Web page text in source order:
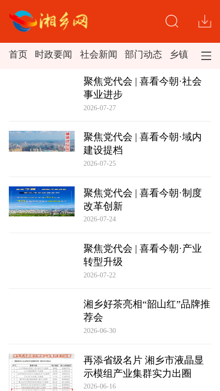
首页 时政要闻 社会新闻 部门动态 乡镇新闻
聚焦党代会 | 喜看今朝·社会
事业进步
2026-07-27
聚焦党代会 | 喜看今朝·域内
建设提档
2026-07-25
聚焦党代会 | 喜看今朝·制度
改革创新
2026-07-24
聚焦党代会 | 喜看今朝·产业
转型升级
2026-07-22
湘乡好茶亮相“韶山红”品牌推
荐会
2026-06-30
再添省级名片 湘乡市液晶显
示模组产业集群实力出圈
2026-06-16